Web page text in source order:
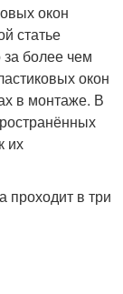
окон
статье
более чем
окон
в монтаже. В
их
проходит в три